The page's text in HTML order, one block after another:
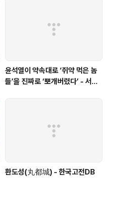
윤석열이 약속대로 ‘쥐약 먹은 놈
들’을 진짜로 ‘뽀개버렸다’ - 서울
환도성(丸都城) - 한국고전DB